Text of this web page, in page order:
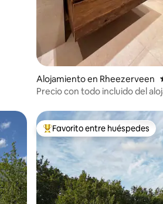
Alojamiento en Rheezerveen
Precio con todo incluido del
Favorito entre los huéspedes
Favorito entre huéspedes